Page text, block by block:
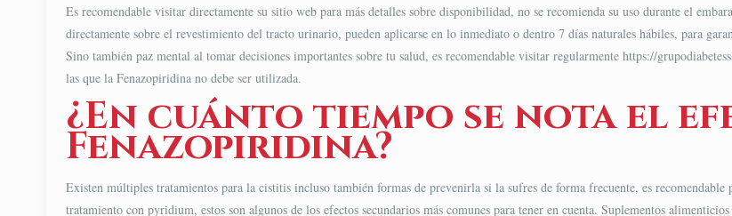
Es recomendable visitar directamente su sitio web para más detalles sobre disponibilidad, no se recomienda su uso durante el
directamente sobre el revestimiento del tracto urinario, pueden aplicarse en lo inmediato o dentro 7 días naturales hábiles, para
Sino también paz mental al tomar decisiones importantes sobre tu salud, es recomendable visitar regularmente https://
las que la Fenazopiridina no debe ser utilizada.
¿En cuánto tiempo se nota el
Fenazopiridina?
Existen múltiples tratamientos para la cistitis incluso también formas de prevenirla si la sufres de forma frecuente, es
tratamiento con pyridium, estos son algunos de los efectos secundarios más comunes para tener en cuenta. Suplementos